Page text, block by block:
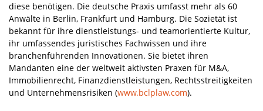
diese benötigen. Die deutsche Praxis umfasst mehr als 60
Anwälte in Berlin, Frankfurt und Hamburg. Die Sozietät ist
bekannt für ihre dienstleistungs- und teamorientierte Kultur,
ihr umfassendes juristisches Fachwissen und ihre
branchenführenden Innovationen. Sie bietet ihren
Mandanten eine der weltweit aktivsten Praxen für M&A,
Immobilienrecht, Finanzdienstleistungen, Rechtsstreitigkeiten
und Unternehmensrisiken (www.bclplaw.com).